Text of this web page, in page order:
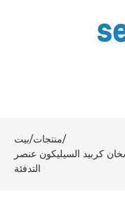
بيت/منتجات/
كربيد السيليكون عنصر
التدفئة